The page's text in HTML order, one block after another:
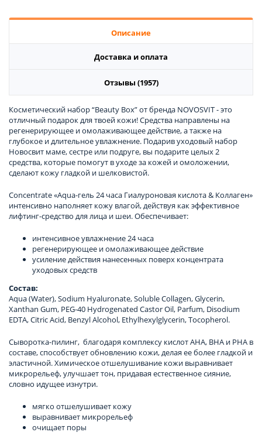
Описание
Доставка и оплата
Отзывы (1957)
Косметический набор “Beauty Box” от бренда NOVOSVIT - это
отличный подарок для твоей кожи! Средства направлены на
регенерирующее и омолаживающее действие, а также на
глубокое и длительное увлажнение. Подарив уходовый набор
Новосвит маме, сестре или подруге, вы подарите целых 2
средства, которые помогут в уходе за кожей и омоложении,
сделают кожу гладкой и шелковистой.
Concentrate «Aqua-гель 24 часа Гиалуроновая кислота & Коллаген»
интенсивно наполняет кожу влагой, действуя как эффективное
лифтинг-средство для лица и шеи. Обеспечивает:
интенсивное увлажнение 24 часа
регенерирующее и омолаживающее действие
усиление действия нанесенных поверх концентрата
уходовых средств
Состав:
Aqua (Water), Sodium Hyaluronate, Soluble Collagen, Glycerin,
Xanthan Gum, PEG-40 Hydrogenated Castor Oil, Parfum, Disodium
EDTA, Citric Acid, Benzyl Alcohol, Ethylhexylglycerin, Tocopherol.
Сыворотка-пилинг, благодаря комплексу кислот АНА, ВНА и РНА в
составе, способствует обновлению кожи, делая ее более гладкой и
эластичной. Химическое отшелушивание кожи выравнивает
микрорельеф, улучшает тон, придавая естественное сияние,
словно идущее изнутри.
мягко отшелушивает кожу
выравнивает микрорельеф
очищает поры